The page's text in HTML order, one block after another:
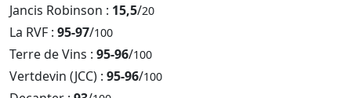
Jancis Robinson : 15,5/20
La RVF : 95-97/100
Terre de Vins : 95-96/100
Vertdevin (JCC) : 95-96/100